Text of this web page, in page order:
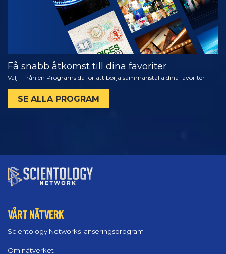
Få snabb åtkomst till dina favoriter
Välj + från en Programsida för att börja sammanställa dina favoriter
SE ALLA PROGRAM
VÅRT NÄTVERK
Scientology Networks lanseringsprogram
Om nätverket